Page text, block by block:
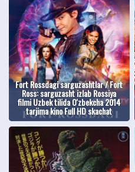
Fort Rossdagi sarguzashtlar / Fort
Ross: sarguzasht izlab Rossiya
filmi Uzbek tilida O'zbekcha 2014
tarjima kino Full HD skachat